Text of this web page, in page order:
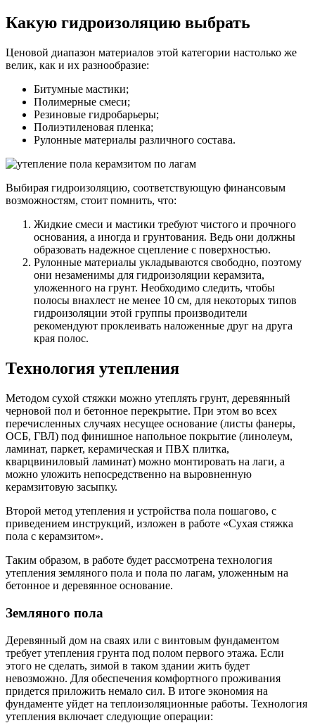
Какую гидроизоляцию выбрать
Ценовой диапазон материалов этой категории настолько же
велик, как и их разнообразие:
Битумные мастики;
Полимерные смеси;
Резиновые гидробарьеры;
Полиэтиленовая пленка;
Рулонные материалы различного состава.
Выбирая гидроизоляцию, соответствующую финансовым
возможностям, стоит помнить, что:
Жидкие смеси и мастики требуют чистого и прочного
основания, а иногда и грунтования. Ведь они должны
образовать надежное сцепление с поверхностью.
Рулонные материалы укладываются свободно, поэтому
они незаменимы для гидроизоляции керамзита,
уложенного на грунт. Необходимо следить, чтобы
полосы внахлест не менее 10 см, для некоторых типов
гидроизоляции этой группы производители
рекомендуют проклеивать наложенные друг на друга
края полос.
Технология утепления
Методом сухой стяжки можно утеплять грунт, деревянный
черновой пол и бетонное перекрытие. При этом во всех
перечисленных случаях несущее основание (листы фанеры,
ОСБ, ГВЛ) под финишное напольное покрытие (линолеум,
ламинат, паркет, керамическая и ПВХ плитка,
кварцвиниловый ламинат) можно монтировать на лаги, а
можно уложить непосредственно на выровненную
керамзитовую засыпку.
Второй метод утепления и устройства пола пошагово, с
приведением инструкций, изложен в работе «Сухая стяжка
пола с керамзитом».
Таким образом, в работе будет рассмотрена технология
утепления земляного пола и пола по лагам, уложенным на
бетонное и деревянное основание.
Земляного пола
Деревянный дом на сваях или с винтовым фундаментом
требует утепления грунта под полом первого этажа. Если
этого не сделать, зимой в таком здании жить будет
невозможно. Для обеспечения комфортного проживания
придется приложить немало сил. В итоге экономия на
фундаменте уйдет на теплоизоляционные работы. Технология
утепления включает следующие операции: